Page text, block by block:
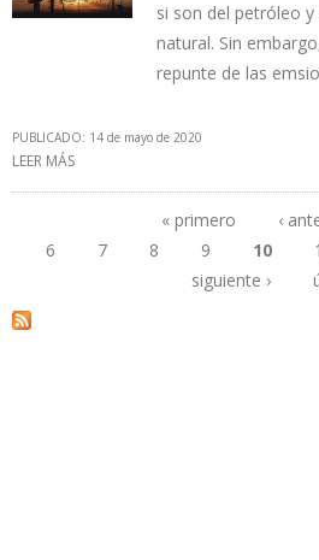
si son del petróleo
natural. Sin
repunte de las
PUBLICADO: 14 de mayo de 2020
LEER MÁS
Páginas
« primero ‹
6
7 8 9 10
siguiente ›